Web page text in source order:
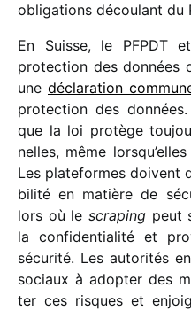
obli­ga­tions décou­lant du
En Suisse, le PFPDT
protec­tion des données
une décla­ra­tion
protec­tion des
que la loi protège
nelles, même
Les plate­formes doivent
bi­lité en matière de
lors où le scra­ping peut
la confi­den­tia­lité et
sécu­rité. Les auto­ri­tés
sociaux à adop­ter des
ter ces risques et